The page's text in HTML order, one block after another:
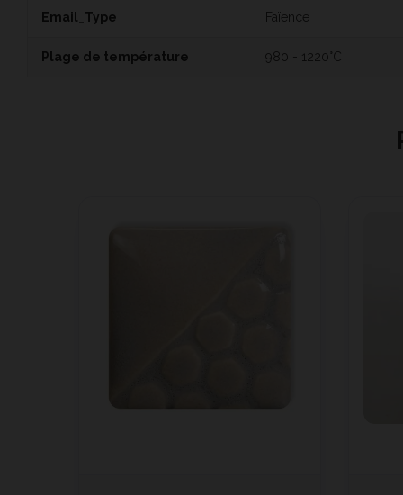
Email_Type Faïence
Plage de température 980 - 1220°C